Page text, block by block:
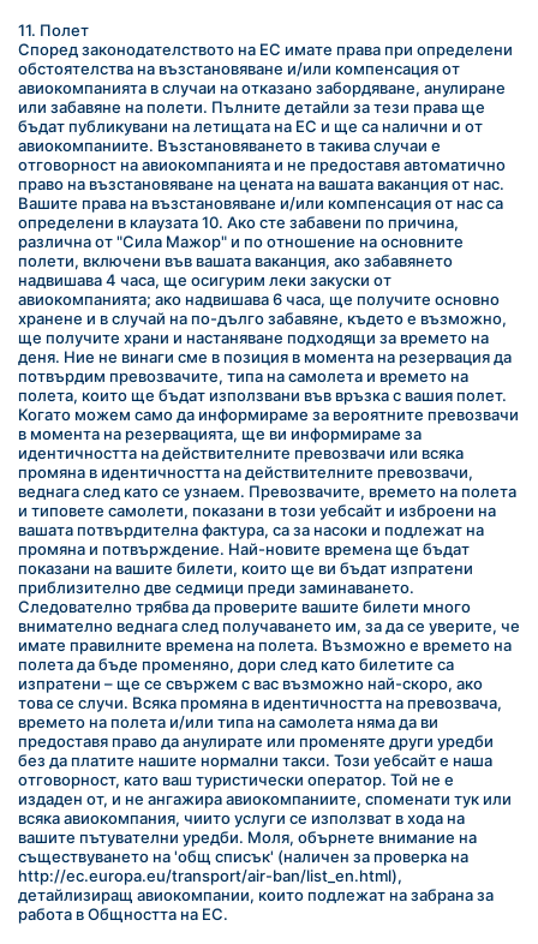
11. Полет
Според законодателството на ЕС имате права при определени
обстоятелства на възстановяване и/или компенсация от
авиокомпанията в случаи на отказано забордяване, анулиране
или забавяне на полети. Пълните детайли за тези права ще
бъдат публикувани на летищата на ЕС и ще са налични и от
авиокомпаниите. Възстановяването в такива случаи е
отговорност на авиокомпанията и не предоставя автоматично
право на възстановяване на цената на вашата ваканция от нас.
Вашите права на възстановяване и/или компенсация от нас са
определени в клаузата 10. Ако сте забавени по причина,
различна от "Сила Мажор" и по отношение на основните
полети, включени във вашата ваканция, ако забавянето
надвишава 4 часа, ще осигурим леки закуски от
авиокомпанията; ако надвишава 6 часа, ще получите основно
хранене и в случай на по-дълго забавяне, където е възможно,
ще получите храни и настаняване подходящи за времето на
деня. Ние не винаги сме в позиция в момента на резервация да
потвърдим превозвачите, типа на самолета и времето на
полета, които ще бъдат използвани във връзка с вашия полет.
Когато можем само да информираме за вероятните превозвачи
в момента на резервацията, ще ви информираме за
идентичността на действителните превозвачи или всяка
промяна в идентичността на действителните превозвачи,
веднага след като се узнаем. Превозвачите, времето на полета
и типовете самолети, показани в този уебсайт и изброени на
вашата потвърдителна фактура, са за насоки и подлежат на
промяна и потвърждение. Най-новите времена ще бъдат
показани на вашите билети, които ще ви бъдат изпратени
приблизително две седмици преди заминаването.
Следователно трябва да проверите вашите билети много
внимателно веднага след получаването им, за да се уверите, че
имате правилните времена на полета. Възможно е времето на
полета да бъде променяно, дори след като билетите са
изпратени – ще се свържем с вас възможно най-скоро, ако
това се случи. Всяка промяна в идентичността на превозвача,
времето на полета и/или типа на самолета няма да ви
предоставя право да анулирате или променяте други уредби
без да платите нашите нормални такси. Този уебсайт е наша
отговорност, като ваш туристически оператор. Той не е
издаден от, и не ангажира авиокомпаниите, споменати тук или
всяка авиокомпания, чиито услуги се използват в хода на
вашите пътувателни уредби. Моля, обърнете внимание на
съществуването на 'общ списък' (наличен за проверка на
http://ec.europa.eu/transport/air-ban/list_en.html),
детайлизиращ авиокомпании, които подлежат на забрана за
работа в Общността на ЕС.